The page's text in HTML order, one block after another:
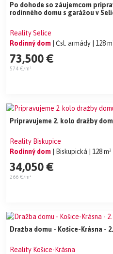
Po dohode so záujemcom
rodinného domu s garážou v
Reality Selice
Rodinný dom
| Čsl. armády | 128
73,500 €
574 €/m²
Pripravujeme 2. kolo dražby
Reality Biskupice
Rodinný dom
| Biskupická | 128 m²
34,050 €
266 €/m²
Dražba domu - Košice-Krásna -
Reality Košice-Krásna